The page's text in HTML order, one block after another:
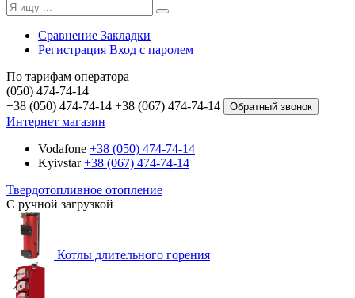
Сравнение Закладки
Регистрация Вход с паролем
По тарифам оператора
(050) 474-74-14
+38 (050) 474-74-14 +38 (067) 474-74-14 Обратный звонок
Интернет магазин
Vodafone +38 (050) 474-74-14
Kyivstar +38 (067) 474-74-14
Твердотопливное отопление
С ручной загрузкой
Котлы длительного горения